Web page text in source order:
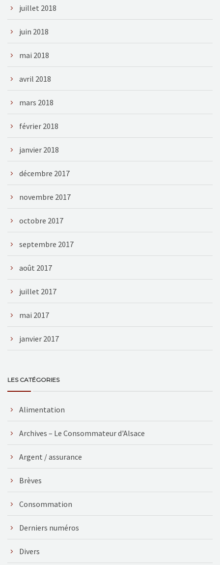
juillet 2018
juin 2018
mai 2018
avril 2018
mars 2018
février 2018
janvier 2018
décembre 2017
novembre 2017
octobre 2017
septembre 2017
août 2017
juillet 2017
mai 2017
janvier 2017
LES CATÉGORIES
Alimentation
Archives – Le Consommateur d'Alsace
Argent / assurance
Brèves
Consommation
Derniers numéros
Divers